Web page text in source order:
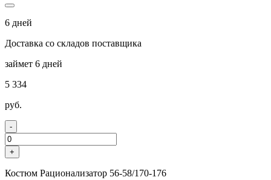
6 дней
Доставка со складов поставщика
займет 6 дней
5 334
руб.
-
+
Костюм Рационализатор 56-58/170-176